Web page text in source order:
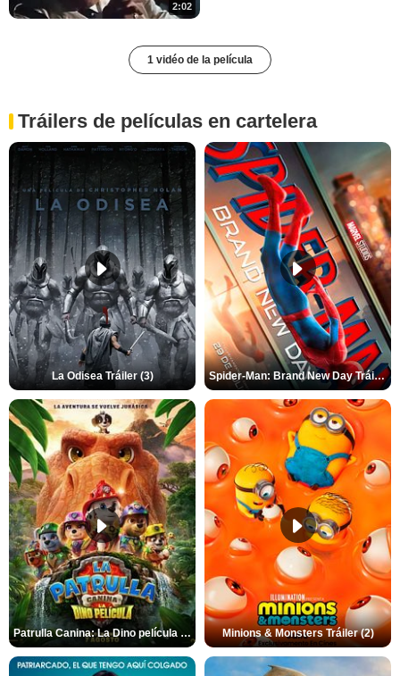
2:02
1 vidéo de la película
Tráilers de películas en cartelera
La Odisea Tráiler (3) Spider-Man: Brand New Day Tráiler (3)
Patrulla Canina: La Dino película Tráiler VO Minions & Monsters Tráiler (2)